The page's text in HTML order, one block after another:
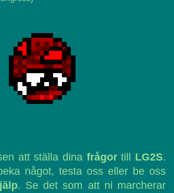
att ställa dina frågortill LG2S.
något, testa oss eller be oss
. Se det som att ni marcherar